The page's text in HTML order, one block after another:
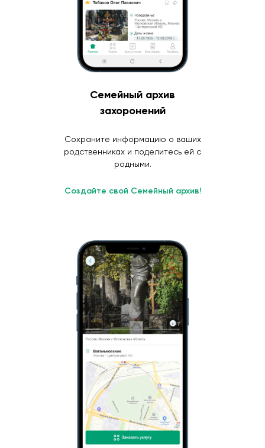
Семейный архив
захоронений
Сохраните информацию о ваших
родственниках и поделитесь ей с
родными.
Создайте свой Семейный архив!